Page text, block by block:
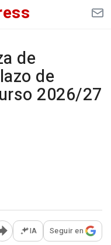
de
de
2026/27
Abrir opciones para
IA Seguir en